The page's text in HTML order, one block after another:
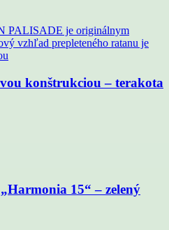
konštrukciou – terakota
15“ – zelený